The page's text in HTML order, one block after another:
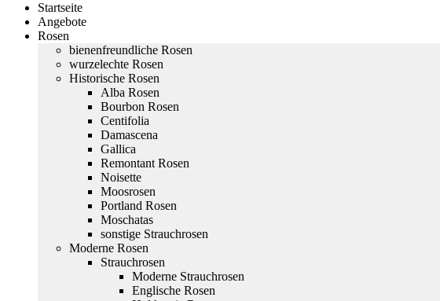
Startseite
Angebote
Rosen
bienenfreundliche Rosen
wurzelechte Rosen
Historische Rosen
Alba Rosen
Bourbon Rosen
Centifolia
Damascena
Gallica
Remontant Rosen
Noisette
Moosrosen
Portland Rosen
Moschatas
sonstige Strauchrosen
Moderne Rosen
Strauchrosen
Moderne Strauchrosen
Englische Rosen